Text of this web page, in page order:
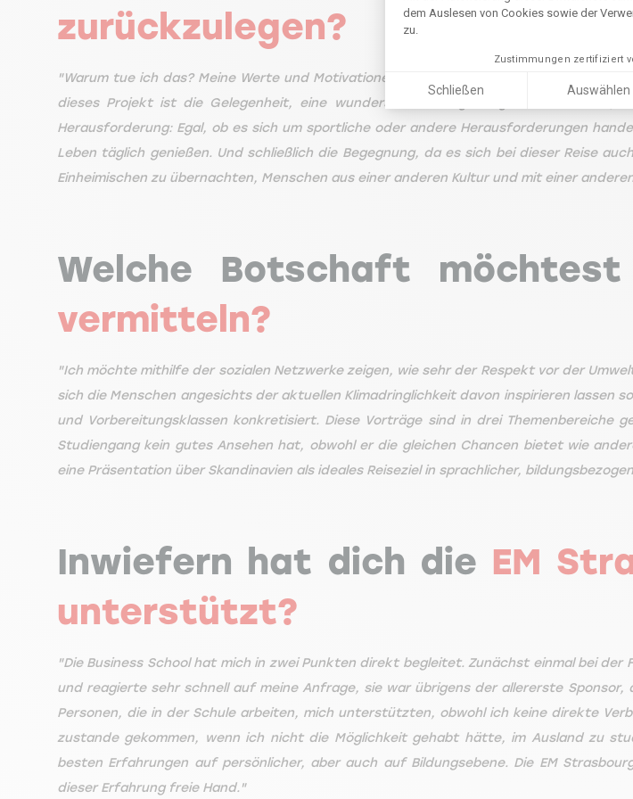
dem Auslesen von Cookies sowie der
zu.
Zustimmungen zertifiziert
Schließen Auswählen
zurückzulegen?
"Warum tue ich das? Meine Werte und Motivationen sind in erster Linie die Natur,
dieses Projekt ist die Gelegenheit, eine wunderschöne Umgebung zu
Herausforderung: Egal, ob es sich um sportliche oder andere Herausforderungen
Leben täglich genießen. Und schließlich die Begegnung, da es sich bei dieser Reise
Einheimischen zu übernachten, Menschen aus einer anderen Kultur und mit einer
Welche Botschaft
vermitteln?
"Ich möchte mithilfe der sozialen Netzwerke zeigen, wie sehr der Respekt vor der
sich die Menschen angesichts der aktuellen Klimadringlichkeit davon inspirieren lassen
und Vorbereitungsklassen konkretisiert. Diese Vorträge sind in drei Themenbereiche
Studiengang kein gutes Ansehen hat, obwohl er die gleichen Chancen bietet wie
eine Präsentation über Skandinavien als ideales Reiseziel in sprachlicher,
Inwiefern hat dich die EM
unterstützt?
"Die Business School hat mich in zwei Punkten direkt begleitet. Zunächst einmal bei
und reagierte sehr schnell auf meine Anfrage, sie war übrigens der allererste
Personen, die in der Schule arbeiten, mich unterstützten, obwohl ich keine direkte
zustande gekommen, wenn ich nicht die Möglichkeit gehabt hätte, im Ausland zu
besten Erfahrungen auf persönlicher, aber auch auf Bildungsebene. Die EM
dieser Erfahrung freie Hand."